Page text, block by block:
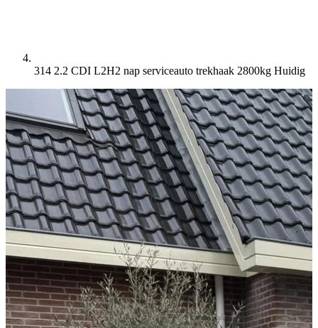
314 2.2 CDI L2H2 nap serviceauto trekhaak 2800kg Huidig